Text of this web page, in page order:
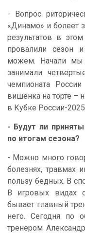
- Вопрос
«Динамо» и болеет
результатов в
провалили сезон
можем. Начали мы
занимали
чемпионата
вишенка на торте –
в Кубке России-
- Будут ли
по итогам сезона?
- Можно много
болезнях, травмах
пользу бедных. В
В игровых видах
бывает главный
него. Сегодня по
тренером